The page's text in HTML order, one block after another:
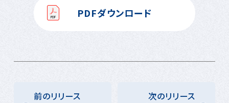
PDFダウンロード
前のリリース 次のリリース